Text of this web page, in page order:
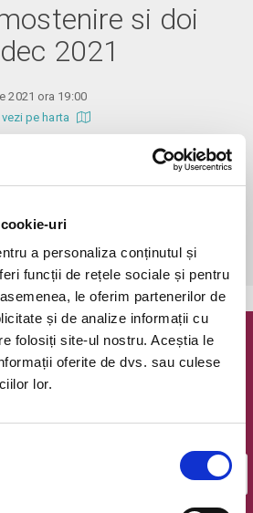
uri
a personaliza conținutul și
funcții de rețele sociale și pentru
le oferim partenerilor de
și de analize informații cu
folosiți site-ul nostru. Aceștia le
oferite de dvs. sau culese
lor.
si doi
2021
2021 ora 19:00
vezi pe harta
accesul în sală se poate face cu o
fiind permis cu până la 10 minute
de telefon 0773 825 249.
@ Bilete.ro